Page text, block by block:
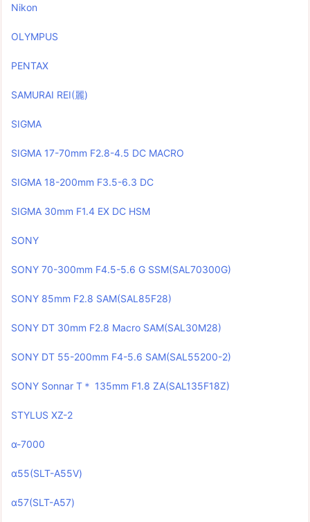
Nikon
OLYMPUS
PENTAX
SAMURAI REI(麗)
SIGMA
SIGMA 17-70mm F2.8-4.5 DC MACRO
SIGMA 18-200mm F3.5-6.3 DC
SIGMA 30mm F1.4 EX DC HSM
SONY
SONY 70-300mm F4.5-5.6 G SSM(SAL70300G)
SONY 85mm F2.8 SAM(SAL85F28)
SONY DT 30mm F2.8 Macro SAM(SAL30M28)
SONY DT 55-200mm F4-5.6 SAM(SAL55200-2)
SONY Sonnar T＊ 135mm F1.8 ZA(SAL135F18Z)
STYLUS XZ-2
α-7000
α55(SLT-A55V)
α57(SLT-A57)